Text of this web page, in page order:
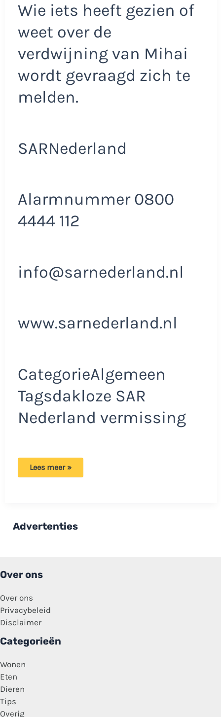
Wie iets heeft gezien of
weet over de
verdwijning van Mihai
wordt gevraagd zich te
melden.
SARNederland
Alarmnummer 0800
4444 112
info@sarnederland.nl
www.sarnederland.nl
CategorieAlgemeen
Tagsdakloze SAR
Nederland vermissing
SAR
Mihai
(51):
Lees meer »
Advertenties
Over ons
Over ons
Privacybeleid
Disclaimer
Categorieën
Wonen
Eten
Dieren
Tips
Overig